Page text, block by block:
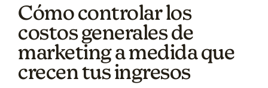
Cómo controlar los
costos generales de
marketing a medida que
crecen tus ingresos